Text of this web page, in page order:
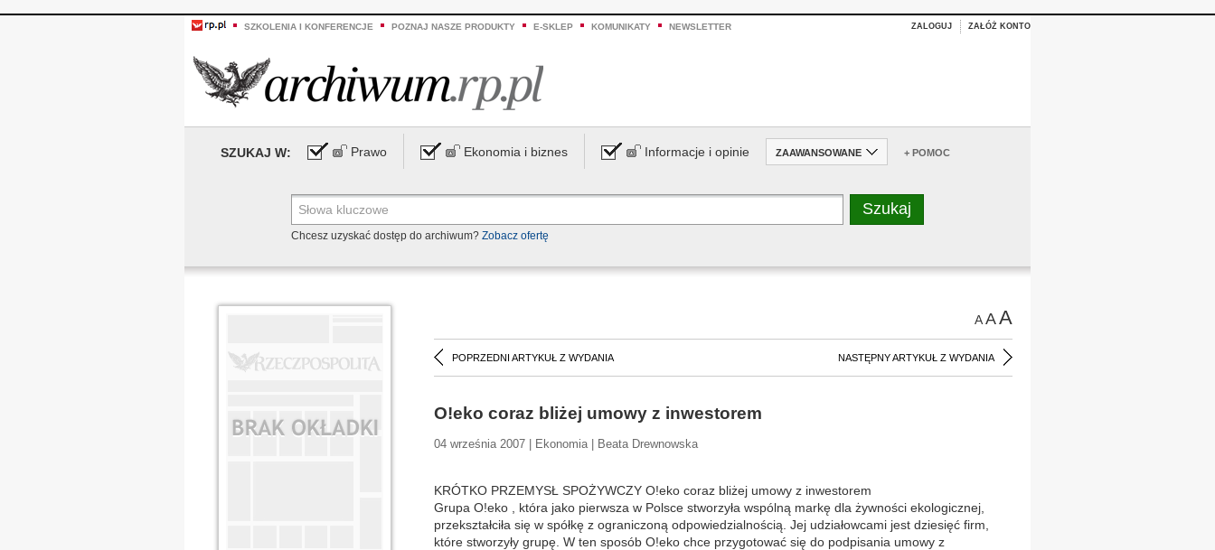
SZKOLENIA I KONFERENCJE POZNAJ NASZE PRODUKTY E-SKLEP KOMUNIKATY NEWSLETTER ZALOGUJ ZAŁÓŻ KONTO
SZUKAJ W: Prawo Ekonomia i biznes Informacje i opinie ZAAWANSOWANE + POMOC
Chcesz uzyskać dostęp do archiwum? Zobacz ofertę
AAA
POPRZEDNI ARTYKUŁ Z WYDANIA NASTĘPNY ARTYKUŁ Z WYDANIA
O!eko coraz bliżej umowy z inwestorem
04 września 2007 | Ekonomia | Beata Drewnowska
KRÓTKO PRZEMYSŁ SPOŻYWCZY O!eko coraz bliżej umowy z inwestorem
Grupa O!eko , która jako pierwsza w Polsce stworzyła wspólną markę dla żywności ekologicznej,
przekształciła się w spółkę z ograniczoną odpowiedzialnością. Jej udziałowcami jest dziesięć firm,
które stworzyły grupę. W ten sposób O!eko chce przygotować się do podpisania umowy z